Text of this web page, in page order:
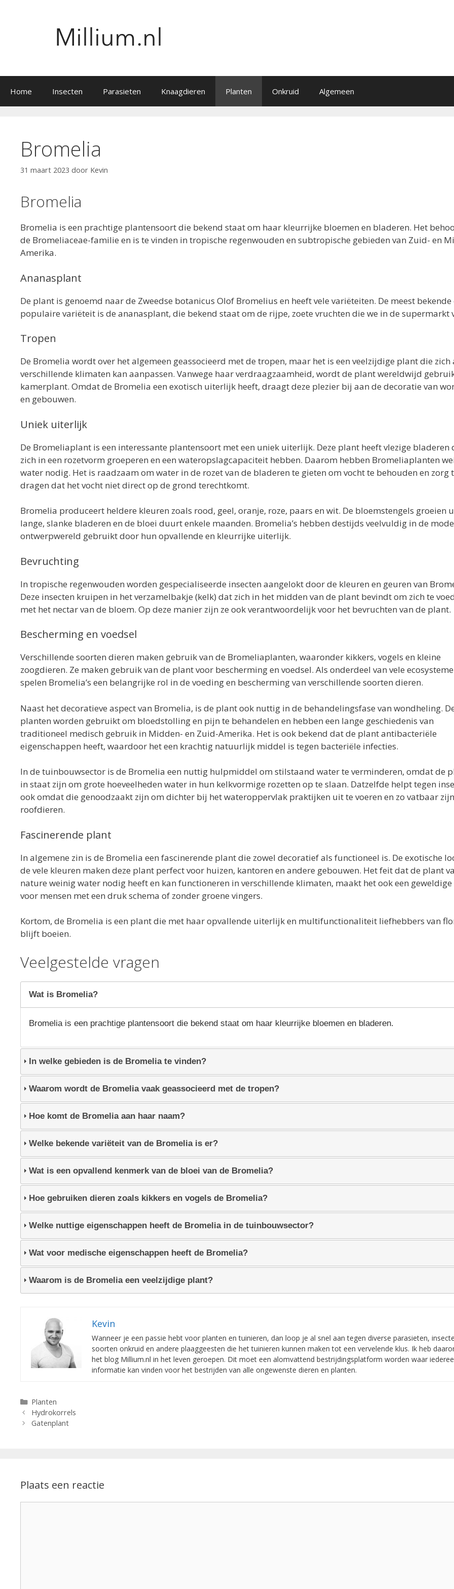
Home Insecten Parasieten Knaagdieren Planten Onkruid Algemeen
Bromelia
31 maart 2023 door Kevin
Bromelia
Bromelia is een prachtige plantensoort die bekend staat om haar kleurrijke bloemen en bladeren. Het
de Bromeliaceae-familie en is te vinden in tropische regenwouden en subtropische gebieden van Zuid- en
Amerika.
Ananasplant
De plant is genoemd naar de Zweedse botanicus Olof Bromelius en heeft vele variëteiten. De meest bekende
populaire variëteit is de ananasplant, die bekend staat om de rijpe, zoete vruchten die we in de supermarkt
Tropen
De Bromelia wordt over het algemeen geassocieerd met de tropen, maar het is een veelzijdige plant die zich
verschillende klimaten kan aanpassen. Vanwege haar verdraagzaamheid, wordt de plant wereldwijd
kamerplant. Omdat de Bromelia een exotisch uiterlijk heeft, draagt deze plezier bij aan de decoratie van
en gebouwen.
Uniek uiterlijk
De Bromeliaplant is een interessante plantensoort met een uniek uiterlijk. Deze plant heeft vlezige bladeren
zich in een rozetvorm groeperen en een wateropslagcapaciteit hebben. Daarom hebben Bromeliaplanten
water nodig. Het is raadzaam om water in de rozet van de bladeren te gieten om vocht te behouden en zorg
dragen dat het vocht niet direct op de grond terechtkomt.
Bromelia produceert heldere kleuren zoals rood, geel, oranje, roze, paars en wit. De bloemstengels groeien
lange, slanke bladeren en de bloei duurt enkele maanden. Bromelia’s hebben destijds veelvuldig in de
ontwerpwereld gebruikt door hun opvallende en kleurrijke uiterlijk.
Bevruchting
In tropische regenwouden worden gespecialiseerde insecten aangelokt door de kleuren en geuren van
Deze insecten kruipen in het verzamelbakje (kelk) dat zich in het midden van de plant bevindt om zich te
met het nectar van de bloem. Op deze manier zijn ze ook verantwoordelijk voor het bevruchten van de plant.
Bescherming en voedsel
Verschillende soorten dieren maken gebruik van de Bromeliaplanten, waaronder kikkers, vogels en kleine
zoogdieren. Ze maken gebruik van de plant voor bescherming en voedsel. Als onderdeel van vele
spelen Bromelia’s een belangrijke rol in de voeding en bescherming van verschillende soorten dieren.
Naast het decoratieve aspect van Bromelia, is de plant ook nuttig in de behandelingsfase van wondheling.
planten worden gebruikt om bloedstolling en pijn te behandelen en hebben een lange geschiedenis van
traditioneel medisch gebruik in Midden- en Zuid-Amerika. Het is ook bekend dat de plant antibacteriële
eigenschappen heeft, waardoor het een krachtig natuurlijk middel is tegen bacteriële infecties.
In de tuinbouwsector is de Bromelia een nuttig hulpmiddel om stilstaand water te verminderen, omdat de
in staat zijn om grote hoeveelheden water in hun kelkvormige rozetten op te slaan. Datzelfde helpt tegen
ook omdat die genoodzaakt zijn om dichter bij het wateroppervlak praktijken uit te voeren en zo vatbaar
roofdieren.
Fascinerende plant
In algemene zin is de Bromelia een fascinerende plant die zowel decoratief als functioneel is. De exotische
de vele kleuren maken deze plant perfect voor huizen, kantoren en andere gebouwen. Het feit dat de plant
nature weinig water nodig heeft en kan functioneren in verschillende klimaten, maakt het ook een
voor mensen met een druk schema of zonder groene vingers.
Kortom, de Bromelia is een plant die met haar opvallende uiterlijk en multifunctionaliteit liefhebbers van
blijft boeien.
Veelgestelde vragen
Wat is Bromelia?
Bromelia is een prachtige plantensoort die bekend staat om haar kleurrijke bloemen en bladeren.
In welke gebieden is de Bromelia te vinden?
Waarom wordt de Bromelia vaak geassocieerd met de tropen?
Hoe komt de Bromelia aan haar naam?
Welke bekende variëteit van de Bromelia is er?
Wat is een opvallend kenmerk van de bloei van de Bromelia?
Hoe gebruiken dieren zoals kikkers en vogels de Bromelia?
Welke nuttige eigenschappen heeft de Bromelia in de tuinbouwsector?
Wat voor medische eigenschappen heeft de Bromelia?
Waarom is de Bromelia een veelzijdige plant?
Kevin
Wanneer je een passie hebt voor planten en tuinieren, dan loop je al snel aan tegen diverse parasieten,
soorten onkruid en andere plaaggeesten die het tuinieren kunnen maken tot een vervelende klus. Ik heb
het blog Millium.nl in het leven geroepen. Dit moet een alomvattend bestrijdingsplatform worden waar
informatie kan vinden voor het bestrijden van alle ongewenste dieren en planten.
Categorieën
Planten
Hydrokorrels
Gatenplant
Plaats een reactie